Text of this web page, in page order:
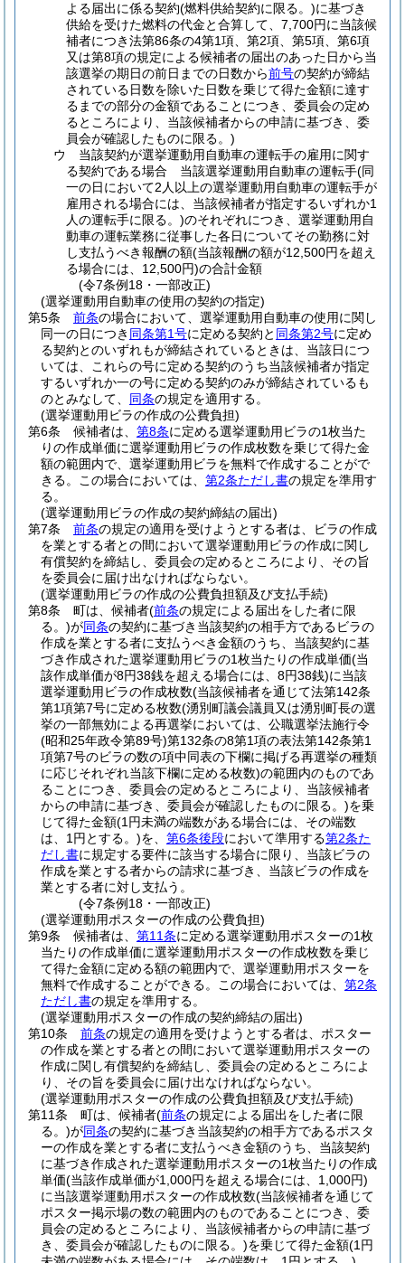
よる届出に係る契約(燃料供給契約に限る。)に基づき
供給を受けた燃料の代金と合算して、7,700円に当該候
補者につき法第86条の4第1項、第2項、第5項、第6項
又は第8項の規定による候補者の届出のあった日から当
該選挙の期日の前日までの日数から前号の契約が締結
されている日数を除いた日数を乗じて得た金額に達す
るまでの部分の金額であることにつき、委員会の定め
るところにより、当該候補者からの申請に基づき、委
員会が確認したものに限る。)
ウ
当該契約が選挙運動用自動車の運転手の雇用に関す
る契約である場合 当該選挙運動用自動車の運転手(同
一の日において2人以上の選挙運動用自動車の運転手が
雇用される場合には、当該候補者が指定するいずれか1
人の運転手に限る。)のそれぞれにつき、選挙運動用自
動車の運転業務に従事した各日についてその勤務に対
し支払うべき報酬の額(当該報酬の額が12,500円を超え
る場合には、12,500円)の合計金額
(令7条例18・一部改正)
(選挙運動用自動車の使用の契約の指定)
第5条
前条の場合において、選挙運動用自動車の使用に関し
同一の日につき 同条第1号に定める契約と 同条第2号に定め
る契約とのいずれもが締結されているときは、当該日につ
いては、これらの号に定める契約のうち当該候補者が指定
するいずれか一の号に定める契約のみが締結されているも
のとみなして、 同条の規定を適用する。
(選挙運動用ビラの作成の公費負担)
第6条
候補者は、 第8条に定める選挙運動用ビラの1枚当た
りの作成単価に選挙運動用ビラの作成枚数を乗じて得た金
額の範囲内で、選挙運動用ビラを無料で作成することがで
きる。
この場合においては、 第2条ただし書の規定を準用す
る。
(選挙運動用ビラの作成の契約締結の届出)
第7条
前条の規定の適用を受けようとする者は、ビラの作成
を業とする者との間において選挙運動用ビラの作成に関し
有償契約を締結し、委員会の定めるところにより、その旨
を委員会に届け出なければならない。
(選挙運動用ビラの作成の公費負担額及び支払手続)
第8条
町は、候補者(前条の規定による届出をした者に限
る。)が同条の契約に基づき当該契約の相手方であるビラの
作成を業とする者に支払うべき金額のうち、当該契約に基
づき作成された選挙運動用ビラの1枚当たりの作成単価(当
該作成単価が8円38銭を超える場合には、8円38銭)に当該
選挙運動用ビラの作成枚数(当該候補者を通じて法第142条
第1項第7号に定める枚数(湧別町議会議員又は湧別町長の選
挙の一部無効による再選挙においては、公職選挙法施行令
(昭和25年政令第89号)第132条の8第1項の表法第142条第1
項第7号のビラの数の項中同表の下欄に掲げる再選挙の種類
に応じそれぞれ当該下欄に定める枚数)の範囲内のものであ
ることにつき、委員会の定めるところにより、当該候補者
からの申請に基づき、委員会が確認したものに限る。)を乗
じて得た金額(1円未満の端数がある場合には、その端数
は、1円とする。)を、 第6条後段において準用する第2条た
だし書に規定する要件に該当する場合に限り、当該ビラの
作成を業とする者からの請求に基づき、当該ビラの作成を
業とする者に対し支払う。
(令7条例18・一部改正)
(選挙運動用ポスターの作成の公費負担)
第9条
候補者は、 第11条に定める選挙運動用ポスターの1枚
当たりの作成単価に選挙運動用ポスターの作成枚数を乗じ
て得た金額に定める額の範囲内で、選挙運動用ポスターを
無料で作成することができる。
この場合においては、 第2条
ただし書の規定を準用する。
(選挙運動用ポスターの作成の契約締結の届出)
第10条
前条の規定の適用を受けようとする者は、ポスター
の作成を業とする者との間において選挙運動用ポスターの
作成に関し有償契約を締結し、委員会の定めるところによ
り、その旨を委員会に届け出なければならない。
(選挙運動用ポスターの作成の公費負担額及び支払手続)
第11条
町は、候補者(前条の規定による届出をした者に限
る。)が同条の契約に基づき当該契約の相手方であるポスタ
ーの作成を業とする者に支払うべき金額のうち、当該契約
に基づき作成された選挙運動用ポスターの1枚当たりの作成
単価(当該作成単価が1,000円を超える場合には、1,000円)
に当該選挙運動用ポスターの作成枚数(当該候補者を通じて
ポスター掲示場の数の範囲内のものであることにつき、委
員会の定めるところにより、当該候補者からの申請に基づ
き、委員会が確認したものに限る。)を乗じて得た金額(1円